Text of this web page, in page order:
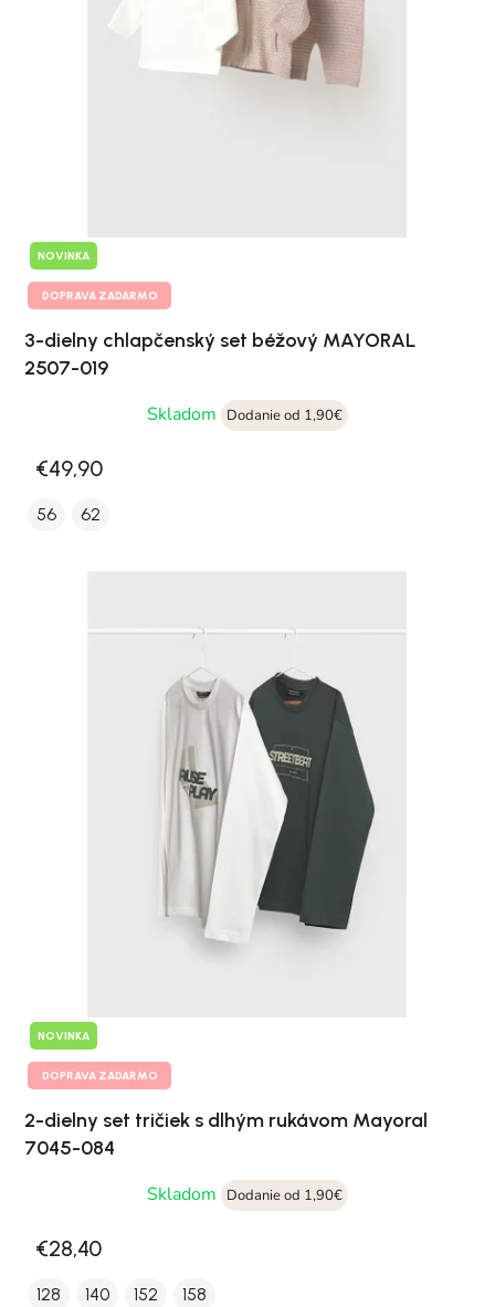
NOVINKA
DOPRAVA ZADARMO
3-dielny chlapčenský set béžový MAYORAL
2507-019
Skladom
Dodanie od 1,90€
€49,90
56 62
NOVINKA
DOPRAVA ZADARMO
2-dielny set tričiek s dlhým rukávom Mayoral
7045-084
Skladom
Dodanie od 1,90€
€28,40
128 140 152 158